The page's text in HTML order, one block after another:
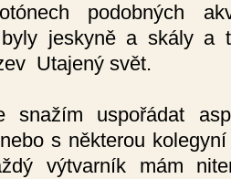
podobných
jeskyně a skály a
Utajený svět.
snažím uspořádat
s některou
výtvarník mám